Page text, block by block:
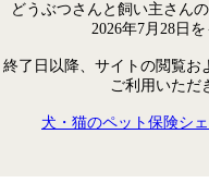
どうぶつさんと飼い主さん
2026年7月28日
終了日以降、サイトの閲覧お
ご利用いただ
犬・猫のペット保険シ